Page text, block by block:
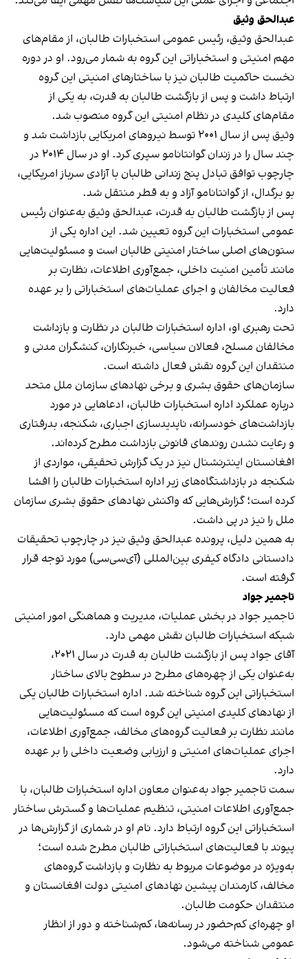
عبدالحق وثیق
عبدالحق وثیق، رئیس عمومی استخبارات طالبان، از مقام‌های
مهم امنیتی و استخباراتی این گروه به شمار می‌رود. او در دوره
نخست حاکمیت طالبان نیز با ساختارهای امنیتی این گروه
ارتباط داشت و پس از بازگشت طالبان به قدرت، به یکی از
مقام‌های کلیدی در نظام امنیتی این گروه منصوب شد.
وثیق پس از سال ۲۰۰۱ توسط نیروهای امریکایی بازداشت شد و
چند سال را در زندان گوانتانامو سپری کرد. او در سال ۲۰۱۴ در
چارچوب توافق تبادل پنج زندانی طالبان با آزادی سرباز امریکایی،
بو برگدال، از گوانتانامو آزاد و به قطر منتقل شد.
پس از بازگشت طالبان به قدرت، عبدالحق وثیق به‌عنوان رئیس
عمومی استخبارات این گروه تعیین شد. این اداره یکی از
ستون‌های اصلی ساختار امنیتی طالبان است و مسئولیت‌هایی
مانند تأمین امنیت داخلی، جمع‌آوری اطلاعات، نظارت بر
فعالیت مخالفان و اجرای عملیات‌های استخباراتی را بر عهده
دارد.
تحت رهبری او، اداره استخبارات طالبان در نظارت و بازداشت
مخالفان مسلح، فعالان سیاسی، خبرنگاران، کنشگران مدنی و
منتقدان این گروه نقش فعال داشته است.
سازمان‌های حقوق بشری و برخی نهادهای سازمان ملل متحد
درباره عملکرد اداره استخبارات طالبان، ادعاهایی در مورد
بازداشت‌های خودسرانه، ناپدیدسازی اجباری، شکنجه، بدرفتاری
و رعایت نشدن روندهای قانونی بازداشت مطرح کرده‌اند.
افغانستان اینترنشنال نیز در یک گزارش تحقیقی، مواردی از
شکنجه در بازداشتگاه‌های زیر اداره استخبارات طالبان را افشا
کرده است؛ گزارش‌هایی که واکنش نهادهای حقوق بشری سازمان
ملل را نیز در پی داشت.
به همین دلیل، پرونده عبدالحق وثیق نیز در چارچوب تحقیقات
دادستانی دادگاه کیفری بین‌المللی (آی‌سی‌سی) مورد توجه قرار
گرفته است.
تاجمیر جواد
تاجمیر جواد در بخش عملیات، مدیریت و هماهنگی امور امنیتی
شبکه استخبارات طالبان نقش مهمی دارد.
آقای جواد پس از بازگشت طالبان به قدرت در سال ۲۰۲۱،
به‌عنوان یکی از چهره‌های مطرح در سطوح بالای ساختار
استخباراتی این گروه شناخته شد. اداره استخبارات طالبان یکی
از نهادهای کلیدی امنیتی این گروه است که مسئولیت‌هایی
مانند نظارت بر فعالیت گروه‌های مخالف، جمع‌آوری اطلاعات،
اجرای عملیات‌های امنیتی و ارزیابی وضعیت داخلی را بر عهده
دارد.
سمت تاجمیر جواد به‌عنوان معاون اداره استخبارات طالبان، با
جمع‌آوری اطلاعات امنیتی، تنظیم عملیات‌ها و گسترش ساختار
استخباراتی این گروه ارتباط دارد. نام او در شماری از گزارش‌ها در
پیوند با فعالیت‌های استخباراتی طالبان مطرح شده است؛
به‌ویژه در موضوعات مربوط به نظارت و بازداشت گروه‌های
مخالف، کارمندان پیشین نهادهای امنیتی دولت افغانستان و
منتقدان حکومت طالبان.
او چهره‌ای کم‌حضور در رسانه‌ها، کم‌شناخته و دور از انظار
عمومی شناخته می‌شود.